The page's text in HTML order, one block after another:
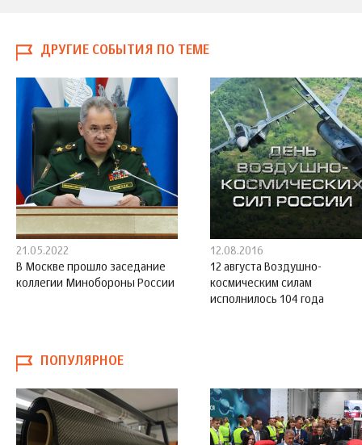
ДРУГИЕ СОБЫТИЯ ПО ТЕМЕ
21.05.2022
В Москве прошло заседание
коллегии Минобороны России
12.08.2016
12 августа Воздушно-
космическим силам
исполнилось 104 года
ПОПУЛЯРНОЕ